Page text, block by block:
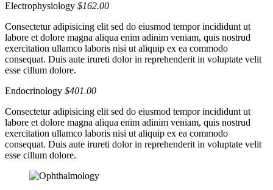
Electrophysiology $162.00
Consectetur adipisicing elit sed do eiusmod tempor incididunt ut
labore et dolore magna aliqua enim adinim veniam, quis nostrud
exercitation ullamco laboris nisi ut aliquip ex ea commodo
consequat. Duis aute irureti dolor in reprehenderit in voluptate velit
esse cillum dolore.
Endocrinology $401.00
Consectetur adipisicing elit sed do eiusmod tempor incididunt ut
labore et dolore magna aliqua enim adinim veniam, quis nostrud
exercitation ullamco laboris nisi ut aliquip ex ea commodo
consequat. Duis aute irureti dolor in reprehenderit in voluptate velit
esse cillum dolore.